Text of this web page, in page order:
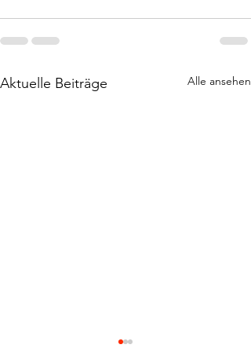
Aktuelle Beiträge Alle ansehen